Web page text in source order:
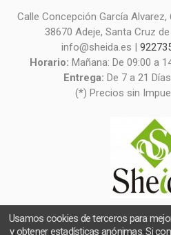
Calle Concepción García
38670 Adeje, Santa Cruz
info@sheida.es |
Horario: Mañana: De 09:00 a
Entrega: De 7 a 21
(*) Precios sin
Usamos cookies de terceros para
y obtener estadísticas anónimas. Si